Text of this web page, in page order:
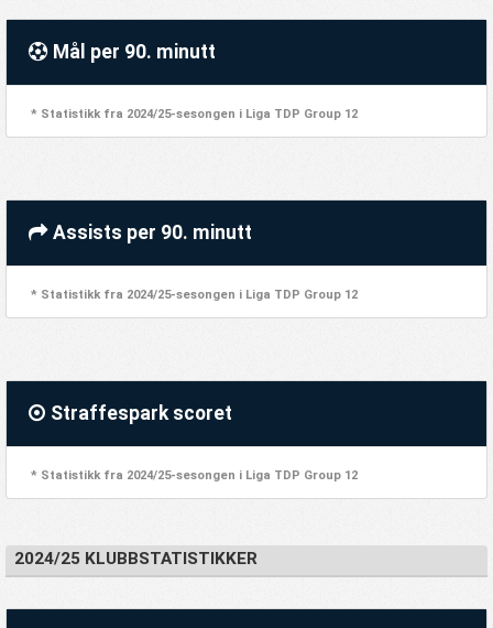
Mål per 90. minutt
* Statistikk fra 2024/25-sesongen i Liga TDP Group 12
Assists per 90. minutt
* Statistikk fra 2024/25-sesongen i Liga TDP Group 12
Straffespark scoret
* Statistikk fra 2024/25-sesongen i Liga TDP Group 12
2024/25 KLUBBSTATISTIKKER